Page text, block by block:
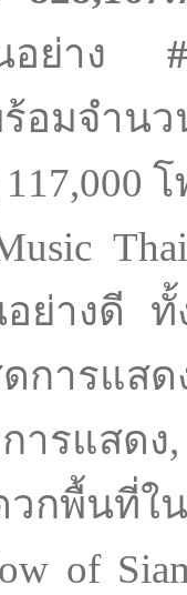
นอย่าง
อมจำนว
อย่างดี ทั้
การแส
การแสด
วกพื้นที่
of